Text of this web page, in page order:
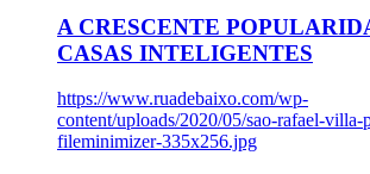
A CRESCENTE
CASAS INTELIGENTES
https://www.ruadebaixo.com/wp-
content/uploads/2020/05/sao-rafael-villa-
fileminimizer-335x256.jpg